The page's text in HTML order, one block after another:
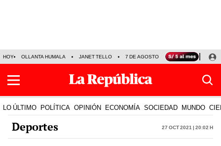
HOY OLLANTA HUMALA JANET TELLO 7 DE AGOSTO TINKA RESULTADOS
LO ÚLTIMO POLÍTICA OPINIÓN ECONOMÍA SOCIEDAD MUNDO
Deportes 27 Oct 2021 | 20:02 h